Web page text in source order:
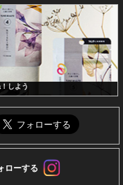
しよう
ローする